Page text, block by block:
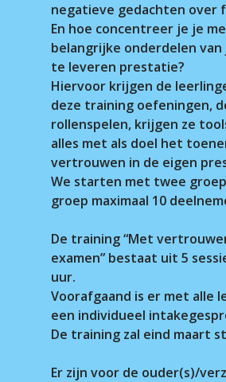
negatieve gedachten over
En hoe concentreer je je
belangrijke onderdelen
te leveren prestatie?
Hiervoor krijgen de
deze training oefeningen,
rollenspelen, krijgen ze
alles met als doel het
vertrouwen in de eigen
We starten met twee
groep maximaal 10
De training “Met
examen” bestaat uit 5
uur.
Voorafgaand is er met alle
een individueel
De training zal eind maart
Er zijn voor de ouder(s)/